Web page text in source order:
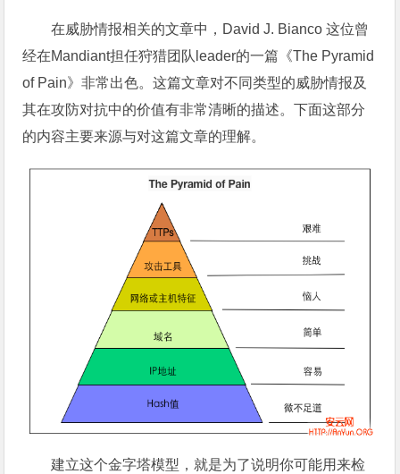
在威胁情报相关的文章中，David J. Bianco 这位曾
经在Mandiant担任狩猎团队leader的一篇《The Pyramid
of Pain》非常出色。这篇文章对不同类型的威胁情报及
其在攻防对抗中的价值有非常清晰的描述。下面这部分
的内容主要来源与对这篇文章的理解。
建立这个金字塔模型，就是为了说明你可能用来检